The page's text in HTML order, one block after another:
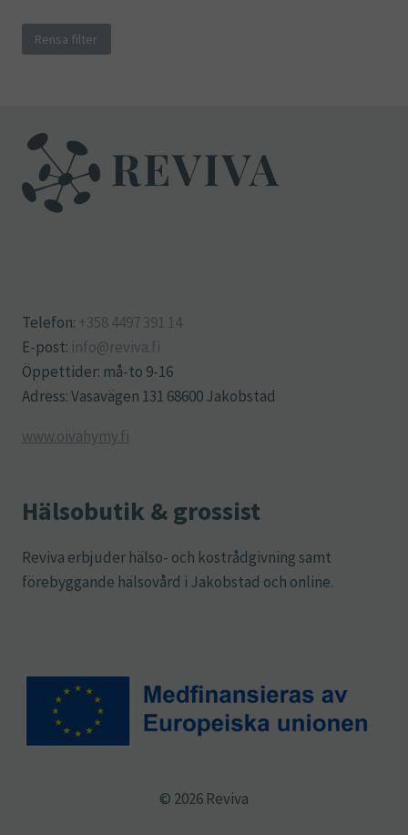
Rensa filter
Telefon: +358 4497 391 14
E-post: info@reviva.fi
Öppettider: må-to 9-16
Adress: Vasavägen 131 68600 Jakobstad
www.oivahymy.fi
Hälsobutik & grossist
Reviva erbjuder hälso- och kostrådgivning samt
förebyggande hälsovård i Jakobstad och online.
© 2026 Reviva